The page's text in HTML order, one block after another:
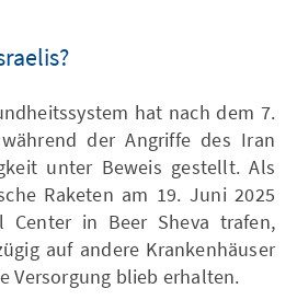
hat nach dem 7.
der Angriffe des Iran
unter Beweis gestellt. Als
Raketen am 19. Juni 2025
Center in Beer Sheva trafen,
auf andere Krankenhäuser
Versorgung blieb erhalten.